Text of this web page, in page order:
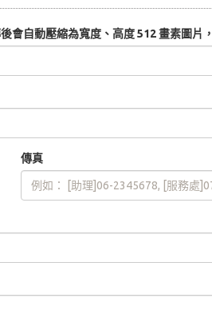
會自動壓縮為寬度、高度 512 畫素圖片
傳真